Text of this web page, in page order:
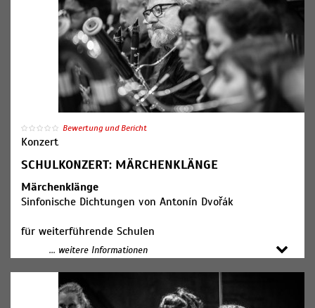
19:00 Uhr Konzerteinführung
Bewertung und Bericht
Konzert
SCHULKONZERT: MÄRCHENKLÄNGE
Märchenklänge
Sinfonische Dichtungen von Antonín Dvořák
für weiterführende Schulen
Mitwirkende:
SWR Symphonieorchester
Kyrian Friedenberg, Dirigent
... weitere Informationen